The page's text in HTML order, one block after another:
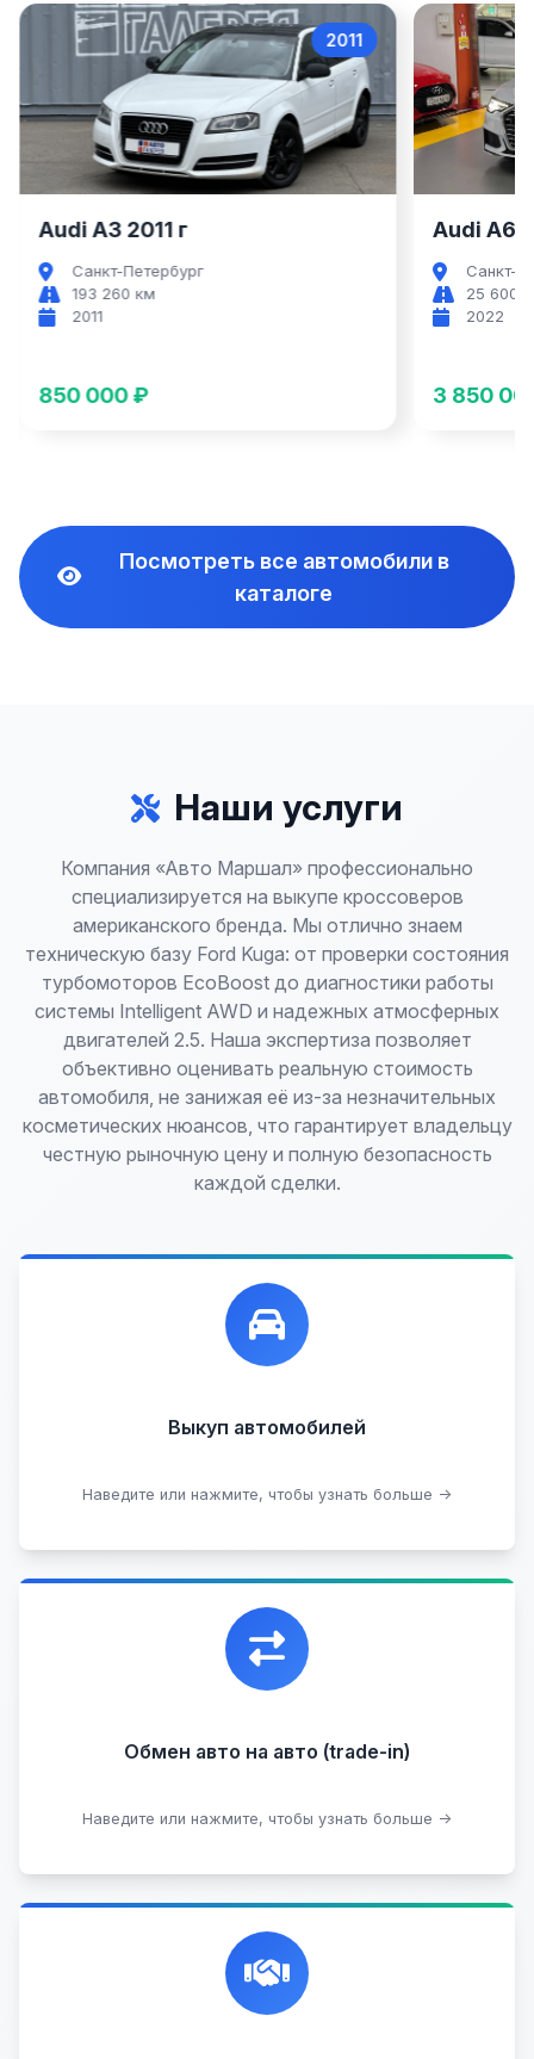
Audi A3
2011
Audi A3 2011 г
Санкт-Петербург
193 260 км
2011
850 000 ₽
Audi A6
Санкт-
25 600
2022
3 850
Посмотреть все автомобили в
каталоге
Наши услуги
Компания «Авто Маршал» профессионально
специализируется на выкупе кроссоверов
американского бренда. Мы отлично знаем
техническую базу Ford Kuga: от проверки состояния
турбомоторов EcoBoost до диагностики работы
системы Intelligent AWD и надежных атмосферных
двигателей 2.5. Наша экспертиза позволяет
объективно оценивать реальную стоимость
автомобиля, не занижая её из-за незначительных
косметических нюансов, что гарантирует владельцу
честную рыночную цену и полную безопасность
каждой сделки.
Выкуп автомобилей
Наведите или нажмите, чтобы узнать больше →
Лучшие предложения по выкупу автомобилей,
любых:
Проблемные
Кредитные
В залоге
Узнать стоимость
Обмен авто на авто (trade-in)
Наведите или нажмите, чтобы узнать больше →
Уникальная возможность обменять ваш
автомобиль с доплатой, подобрав вам
подходящий вариант.
Подобрать авто
Честная и профессиональная экспертиза, реклама,
переговоры с клиентами, подготовка документов,
сопровождение сделки.